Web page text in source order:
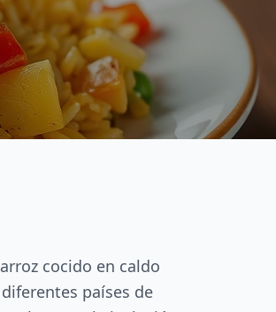
cocido en caldo
países de